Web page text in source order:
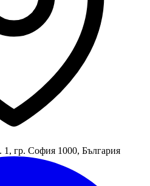
гр. София 1000, България